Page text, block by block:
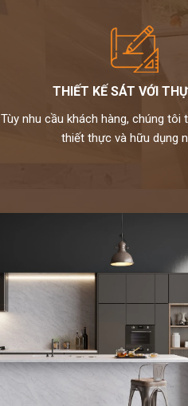
THIẾT KẾ SÁT VỚI
Tùy nhu cầu khách hàng, chúng tôi
thiết thực và hữu dụng